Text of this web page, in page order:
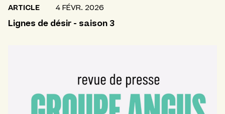
ARTICLE 4 FÉVR. 2026
Lignes de désir - saison 3